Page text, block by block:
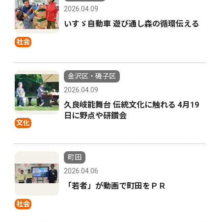
社会
2026.04.09
いすゞ自動車 遊び通し森の循環伝える
文化
金沢区・磯子区
2026.04.09
久良岐能舞台 伝統文化に触れる 4月19
日に野点や研鑽会
社会
町田
2026.04.06
「若者」が動画で町田をＰＲ